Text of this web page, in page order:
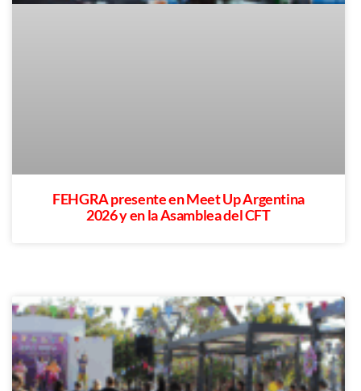
FEHGRA presente en Meet Up Argentina
2026 y en la Asamblea del CFT